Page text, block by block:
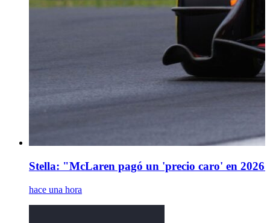
Stella: "McLaren pagó un 'precio caro' en
hace una hora